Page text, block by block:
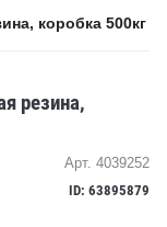
коробка 500кг
резина,
Арт. 4039252
ID: 63895879